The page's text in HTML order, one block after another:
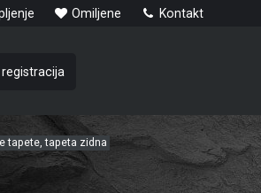
Omiljene Kontakt
tapete, tapeta zidna
registracija